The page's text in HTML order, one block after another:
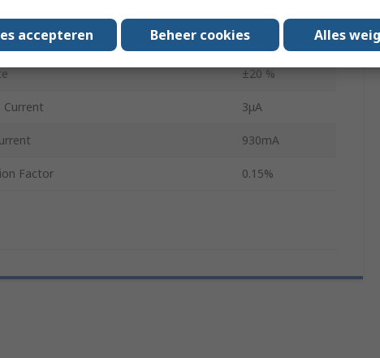
1000 h
±20 %
Current 3μA
930mA
Factor 0.15%
accepteren Beheer cookies Alles